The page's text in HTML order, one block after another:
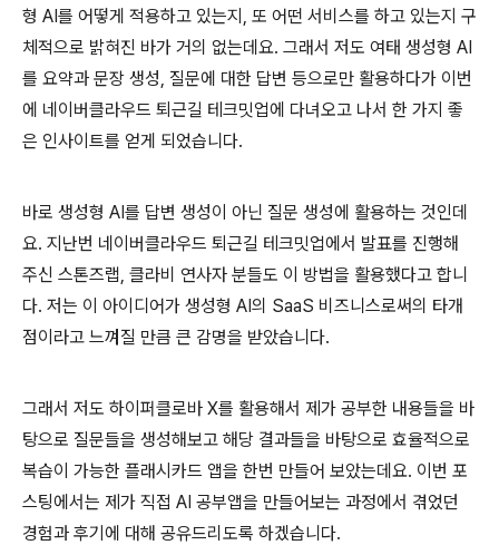
형 AI를 어떻게 적용하고 있는지, 또 어떤 서비스를 하고 있는지 구
체적으로 밝혀진 바가 거의 없는데요. 그래서 저도 여태 생성형 AI
를 요약과 문장 생성, 질문에 대한 답변 등으로만 활용하다가 이번
에 네이버클라우드 퇴근길 테크밋업에 다녀오고 나서 한 가지 좋
은 인사이트를 얻게 되었습니다.
바로 생성형 AI를 답변 생성이 아닌 질문 생성에 활용하는 것인데
요. 지난번 네이버클라우드 퇴근길 테크밋업에서 발표를 진행해
주신 스톤즈랩, 클라비 연사자 분들도 이 방법을 활용했다고 합니
다. 저는 이 아이디어가 생성형 AI의 SaaS 비즈니스로써의 타개
점이라고 느껴질 만큼 큰 감명을 받았습니다.
그래서 저도 하이퍼클로바 X를 활용해서 제가 공부한 내용들을 바
탕으로 질문들을 생성해보고 해당 결과들을 바탕으로 효율적으로
복습이 가능한 플래시카드 앱을 한번 만들어 보았는데요. 이번 포
스팅에서는 제가 직접 AI 공부앱을 만들어보는 과정에서 겪었던
경험과 후기에 대해 공유드리도록 하겠습니다.